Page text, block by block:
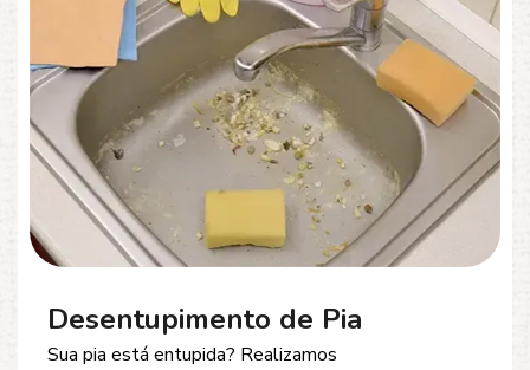
Desentupimento de Esgoto
Problemas comentupimento de esgoto